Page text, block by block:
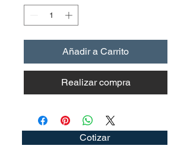
Añadir a Carrito
Realizar compra
Cotizar